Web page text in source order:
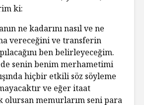
ki:
ne kadarını nasıl ve ne
vereceğini ve transferin
ben belirleyeceğim.
senin benim merhametimi
hiçbir etkili söz söyleme
ve eğer itaat
olursan memurlarım seni para